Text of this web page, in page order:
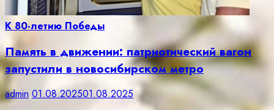
К 80-летию Победы
Память в движении: патриотический вагон
запустили в новосибирском метро
admin 01.08.202501.08.2025